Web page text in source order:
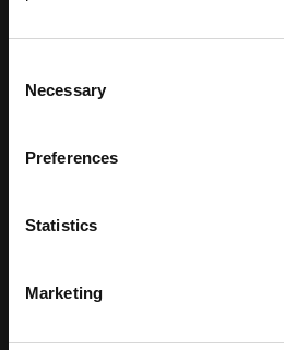
Selection
Necessary
Preferences
Statistics
Marketing
soluciones de staffing
Tecnología
Finanzas y seguros
Manufactura